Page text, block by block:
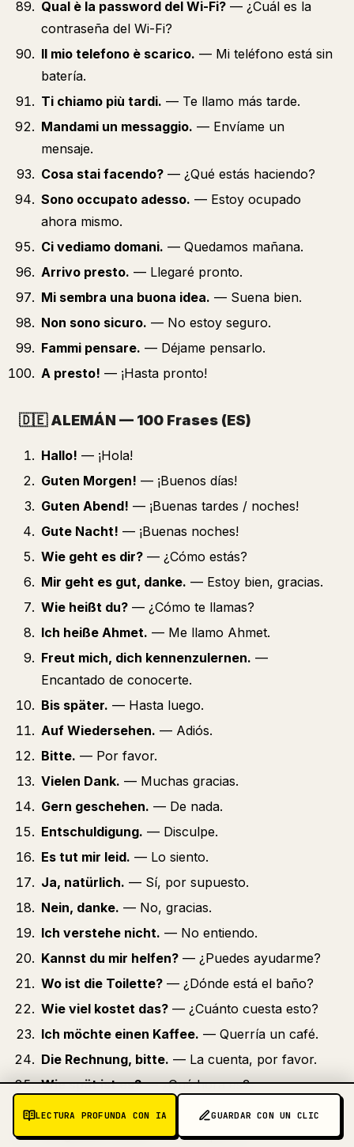
Qual è la password del Wi-Fi? — ¿Cuál es la
contraseña del Wi-Fi?
Il mio telefono è scarico. — Mi teléfono está sin
batería.
Ti chiamo più tardi. — Te llamo más tarde.
Mandami un messaggio. — Envíame un
mensaje.
Cosa stai facendo? — ¿Qué estás haciendo?
Sono occupato adesso. — Estoy ocupado
ahora mismo.
Ci vediamo domani. — Quedamos mañana.
Arrivo presto. — Llegaré pronto.
Mi sembra una buona idea. — Suena bien.
Non sono sicuro. — No estoy seguro.
Fammi pensare. — Déjame pensarlo.
A presto! — ¡Hasta pronto!
🇩🇪ALEMÁN — 100 Frases (ES)
Hallo! — ¡Hola!
Guten Morgen! — ¡Buenos días!
Guten Abend! — ¡Buenas tardes / noches!
Gute Nacht! — ¡Buenas noches!
Wie geht es dir? — ¿Cómo estás?
Mir geht es gut, danke. — Estoy bien, gracias.
Wie heißt du? — ¿Cómo te llamas?
Ich heiße Ahmet. — Me llamo Ahmet.
Freut mich, dich kennenzulernen. —
Encantado de conocerte.
Bis später. — Hasta luego.
Auf Wiedersehen. — Adiós.
Bitte. — Por favor.
Vielen Dank. — Muchas gracias.
Gern geschehen. — De nada.
Entschuldigung. — Disculpe.
Es tut mir leid. — Lo siento.
Ja, natürlich. — Sí, por supuesto.
Nein, danke. — No, gracias.
Ich verstehe nicht. — No entiendo.
Kannst du mir helfen? — ¿Puedes ayudarme?
Wo ist die Toilette? — ¿Dónde está el baño?
Wie viel kostet das? — ¿Cuánto cuesta esto?
Ich möchte einen Kaffee. — Querría un café.
Die Rechnung, bitte. — La cuenta, por favor.
Wie spät ist es?— ¿Qué hora es?
Ich weiß nicht.— No lo sé.
Ich glaube schon.— Creo que sí.
LECTURA PROFUNDA CON IA GUARDAR CON UN CLIC